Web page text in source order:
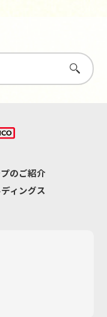
さがす
のご紹介
ィングス